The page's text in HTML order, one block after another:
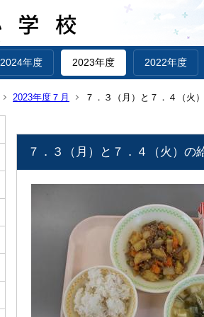
2024年度 2023年度 2022年度
2023年度７月 ７．３（月）と７．４（火
７．３（月）と７．４（火）の